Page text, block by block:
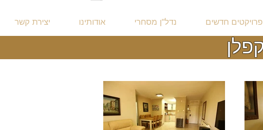
פרויקטים חדשים נדל"ן מסחרי אודותינו יצירת קשר